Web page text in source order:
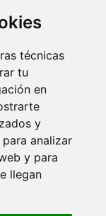
técnicas
tu
en
y
analizar
y para
llegan
momento
más